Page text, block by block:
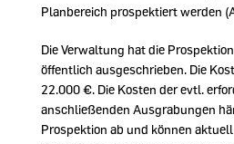
Planbereich prospektiert werden
Die Verwaltung hat die
öffentlich ausgeschrieben. Die
22.000 €. Die Kosten der evtl.
anschließenden Ausgrabungen
Prospektion ab und können